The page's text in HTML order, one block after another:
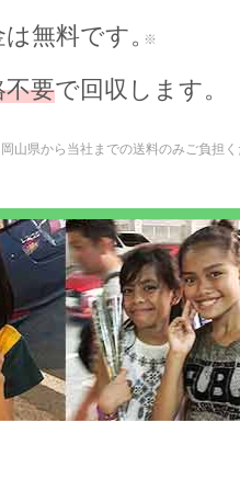
は無料です。
※
不要で回収します。
岡山県から当社までの送料のみご負担